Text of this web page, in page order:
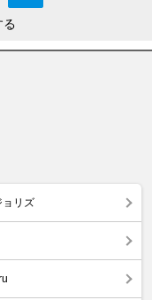
る
ョリズ